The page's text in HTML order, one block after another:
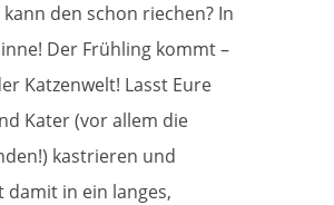
den schon riechen? In
Der Frühling kommt –
Katzenwelt! Lasst Eure
Kater (vor allem die
kastrieren und
damit in ein langes,